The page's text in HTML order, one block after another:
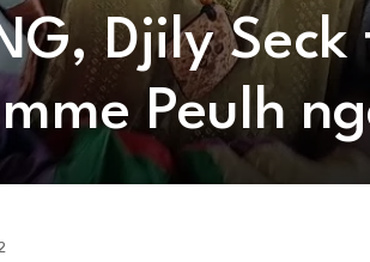
Djily
Peulh